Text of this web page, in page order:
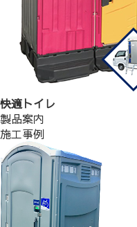
快適トイレ
製品案内
施工事例